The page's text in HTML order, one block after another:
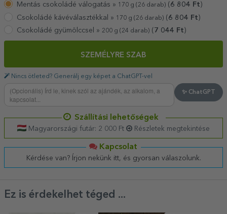
Mentás csokoládé válogatás » 170 g (26 darab) ( 6 804 Ft )
Csokoládé kávéválasztékkal » 170 g (26 darab) (6 804 Ft)
Csokoládé gyümölccsel » 200 g (24 darab) ( 7 044 Ft )
SZEMÉLYRE SZAB
Nincs ötleted? Generálj egy képet a ChatGPT-vel
✨ ChatGPT
Szállítási lehetőségek
Magyarországi futár: 2 000 Ft Részletek megtekintése
Kapcsolat
Kérdése van? Írjon nekünk itt, és gyorsan válaszolunk.
Ez is érdekelhet téged ...